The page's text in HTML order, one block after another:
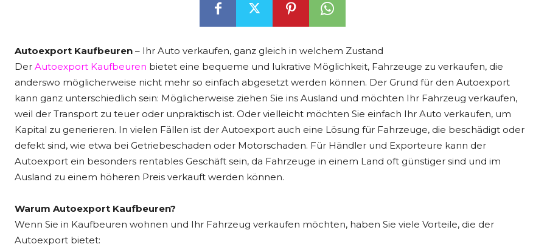
Autoexport Kaufbeuren – Ihr Auto verkaufen, ganz gleich in welchem Zustand
Der Autoexport Kaufbeuren bietet eine bequeme und lukrative Möglichkeit, Fahrzeuge zu verkaufen, die
anderswo möglicherweise nicht mehr so einfach abgesetzt werden können. Der Grund für den Autoexport
kann ganz unterschiedlich sein: Möglicherweise ziehen Sie ins Ausland und möchten Ihr Fahrzeug verkaufen,
weil der Transport zu teuer oder unpraktisch ist. Oder vielleicht möchten Sie einfach Ihr Auto verkaufen, um
Kapital zu generieren. In vielen Fällen ist der Autoexport auch eine Lösung für Fahrzeuge, die beschädigt oder
defekt sind, wie etwa bei Getriebeschaden oder Motorschaden. Für Händler und Exporteure kann der
Autoexport ein besonders rentables Geschäft sein, da Fahrzeuge in einem Land oft günstiger sind und im
Ausland zu einem höheren Preis verkauft werden können.
Warum Autoexport Kaufbeuren?
Wenn Sie in Kaufbeuren wohnen und Ihr Fahrzeug verkaufen möchten, haben Sie viele Vorteile, die der
Autoexport bietet: